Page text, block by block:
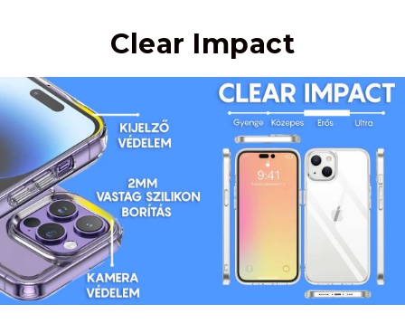
Clear Impact